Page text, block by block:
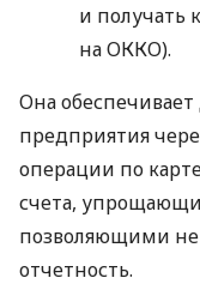
и получать
на ОККО).
Она
предприятия
операции по
счета,
позволяющими
отчетность.